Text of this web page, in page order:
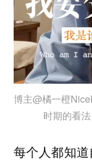
博主@橘一橙
时期的看
每个人都知